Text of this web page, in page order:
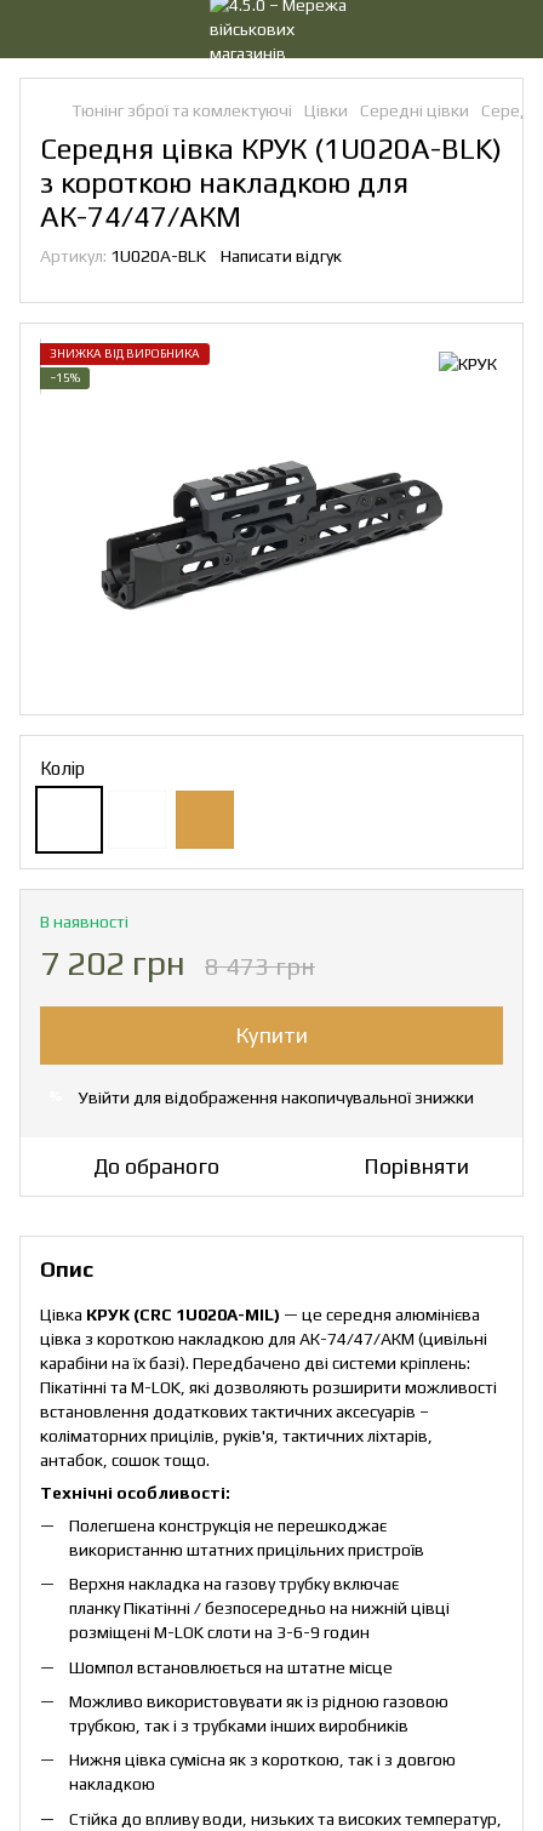
Тюнінг зброї та комлектуючі Цівки Середні цівки
Середня цівка КРУК (1U020A-BLK)
з короткою накладкою для
АК-74/47/АКМ
Артикул: 1U020A-BLK Написати відгук
ЗНИЖКА ВІД ВИРОБНИКА
−15%
Колір
В наявності
7 202 грн 8 473 грн
Купити
Увійти для відображення накопичувальної знижки
До обраного Порівняти
Опис
Цівка КРУК (CRC 1U020A-MIL) — це cередня алюмінієва
цівка з короткою накладкою для АК-74/47/АКМ (цивільні
карабіни на їх базі). Передбачено дві системи кріплень:
Пікатінні та M-LOK, які дозволяють розширити можливості
встановлення додаткових тактичних аксесуарів –
коліматорних прицілів, руків'я, тактичних ліхтарів,
антабок, сошок тощо.
Технічні особливості:
Полегшена конструкція не перешкоджає
використанню штатних прицільних пристроїв
Верхня накладка на газову трубку включає
планку Пікатінні / безпосередньо на нижній цівці
розміщені M-LOK слоти на 3-6-9 годин
Шомпол встановлюється на штатне місце
Можливо використовувати як із рідною газовою
трубкою, так і з трубками інших виробників
Нижня цівка сумісна як з короткою, так і з довгою
накладкою
Стійка до впливу води, низьких та високих температур,